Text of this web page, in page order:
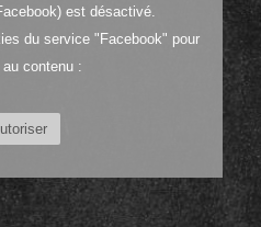
est désactivé.
du service "Facebook" pour
contenu :